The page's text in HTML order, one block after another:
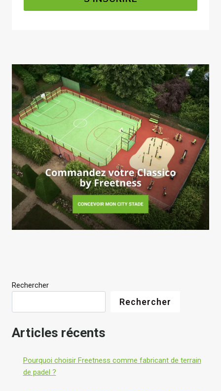
Rechercher
Rechercher
Articles récents
Pourquoi choisir Freetness comme fabricant de terrain
de padel ?